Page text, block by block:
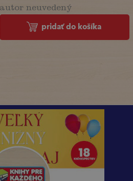
autor neuvedený
pridať do košíka